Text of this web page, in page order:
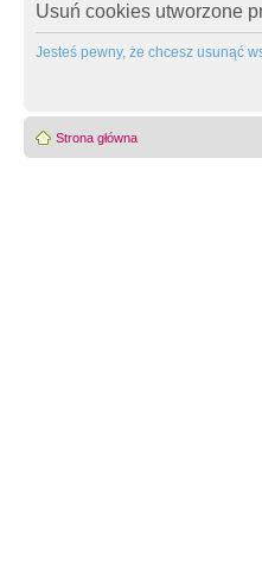
Usuń cookies utworzone
Jesteś pewny, że chcesz usunąć
Strona główna